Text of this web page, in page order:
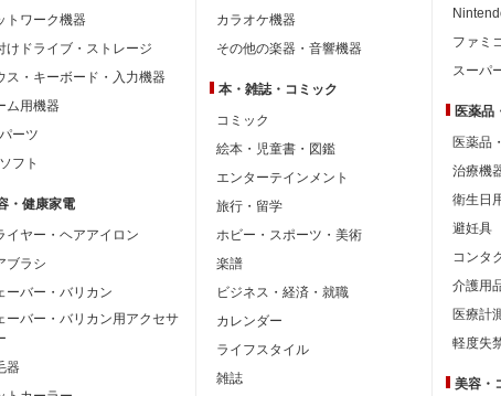
トワーク機器
けドライブ・ストレージ
ス・キーボード・入力機器
ム用機器
ーツ
フト
・健康家電
イヤー・ヘアアイロン
ブラシ
ーバー・バリカン
ーバー・バリカン用アクセサ
器
カラオケ機器
その他の楽器・音響機器
本・雑誌・コミック
コミック
絵本・児童書・図鑑
エンターテインメント
旅行・留学
ホビー・スポーツ・美術
楽譜
ビジネス・経済・就職
カレンダー
ライフスタイル
雑誌
ファミ
スーパ
医薬品
医薬品
治療機
衛生日
避妊具
コンタ
介護用
医療計
軽度失
美容・